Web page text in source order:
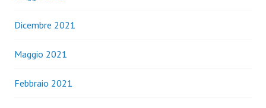
Dicembre 2021
Maggio 2021
Febbraio 2021